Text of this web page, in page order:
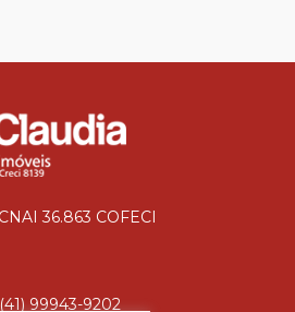
36.863 COFECI
(41) 99943-9202